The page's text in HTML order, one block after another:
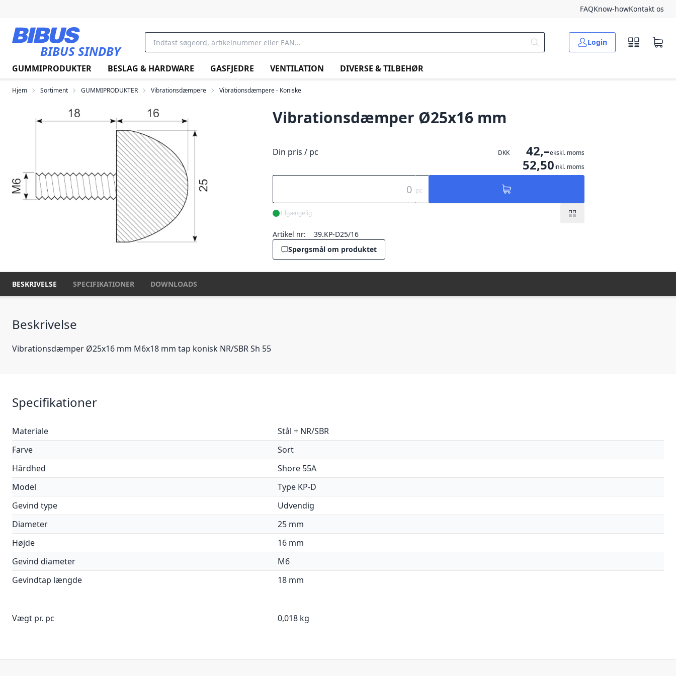
FAQKnow-howKontakt os
BIBUS SINDBY
Login
GUMMIPRODUKTER BESLAG & HARDWARE GASFJEDRE VENTILATION DIVERSE & TILBEHØR
Hjem Sortiment GUMMIPRODUKTER Vibrationsdæmpere Vibrationsdæmpere - Koniske
Vibrationsdæmper Ø25x16 mm
Din pris / pc DKK 42,–ekskl. moms
52,50inkl. moms
pc
Tilgængelig
Artikel nr:
39.KP-D25/16
Spørgsmål om produktet
BESKRIVELSE SPECIFIKATIONER DOWNLOADS
Beskrivelse
Vibrationsdæmper Ø25x16 mm M6x18 mm tap konisk NR/SBR Sh 55
Specifikationer
Materiale
Stål + NR/SBR
Farve
Sort
Hårdhed
Shore 55A
Model
Type KP-D
Gevind type
Udvendig
Diameter
25 mm
Højde
16 mm
Gevind diameter
M6
Gevindtap længde
18 mm
Vægt pr. pc 0,018 kg